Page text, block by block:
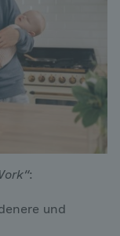
:
und